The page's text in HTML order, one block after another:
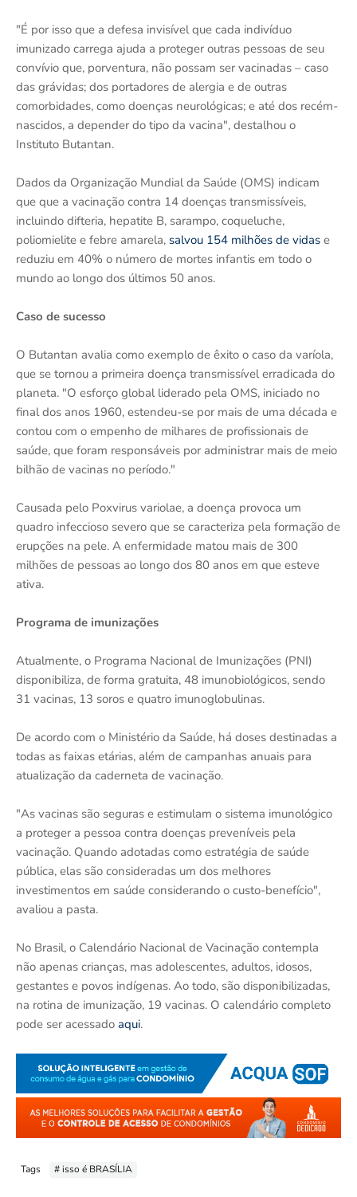
"É por isso que a defesa invisível que cada indivíduo
imunizado carrega ajuda a proteger outras pessoas de seu
convívio que, porventura, não possam ser vacinadas – caso
das grávidas; dos portadores de alergia e de outras
comorbidades, como doenças neurológicas; e até dos recém-
nascidos, a depender do tipo da vacina", destalhou o
Instituto Butantan.
Dados da Organização Mundial da Saúde (OMS) indicam
que que a vacinação contra 14 doenças transmissíveis,
incluindo difteria, hepatite B, sarampo, coqueluche,
poliomielite e febre amarela, salvou 154 milhões de vidas e
reduziu em 40% o número de mortes infantis em todo o
mundo ao longo dos últimos 50 anos.
Caso de sucesso
O Butantan avalia como exemplo de êxito o caso da varíola,
que se tornou a primeira doença transmissível erradicada do
planeta. "O esforço global liderado pela OMS, iniciado no
final dos anos 1960, estendeu-se por mais de uma década e
contou com o empenho de milhares de profissionais de
saúde, que foram responsáveis por administrar mais de meio
bilhão de vacinas no período."
Causada pelo Poxvirus variolae, a doença provoca um
quadro infeccioso severo que se caracteriza pela formação de
erupções na pele. A enfermidade matou mais de 300
milhões de pessoas ao longo dos 80 anos em que esteve
ativa.
Programa de imunizações
Atualmente, o Programa Nacional de Imunizações (PNI)
disponibiliza, de forma gratuita, 48 imunobiológicos, sendo
31 vacinas, 13 soros e quatro imunoglobulinas.
De acordo com o Ministério da Saúde, há doses destinadas a
todas as faixas etárias, além de campanhas anuais para
atualização da caderneta de vacinação.
"As vacinas são seguras e estimulam o sistema imunológico
a proteger a pessoa contra doenças preveníveis pela
vacinação. Quando adotadas como estratégia de saúde
pública, elas são consideradas um dos melhores
investimentos em saúde considerando o custo-benefício",
avaliou a pasta.
No Brasil, o Calendário Nacional de Vacinação contempla
não apenas crianças, mas adolescentes, adultos, idosos,
gestantes e povos indígenas. Ao todo, são disponibilizadas,
na rotina de imunização, 19 vacinas. O calendário completo
pode ser acessado aqui.
Tags # isso é BRASÍLIA